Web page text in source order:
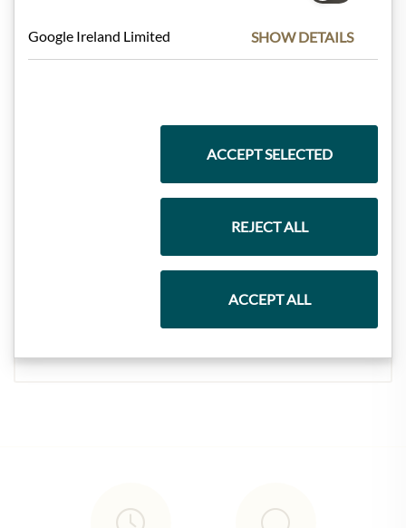
Google Ireland Limited SHOW DETAILS
ACCEPT SELECTED
REJECT ALL
ACCEPT ALL